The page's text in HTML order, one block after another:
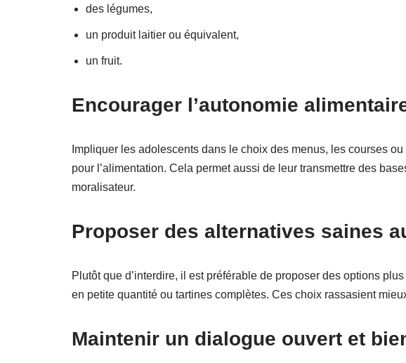
des légumes,
un produit laitier ou équivalent,
un fruit.
Encourager l’autonomie
Impliquer les adolescents dans le choix des menus, les courses
pour l’alimentation. Cela permet aussi de leur transmettre des
moralisateur.
Proposer des alternatives saines
Plutôt que d’interdire, il est préférable de proposer des options
en petite quantité ou tartines complètes. Ces choix rassasient
Maintenir un dialogue ouvert et